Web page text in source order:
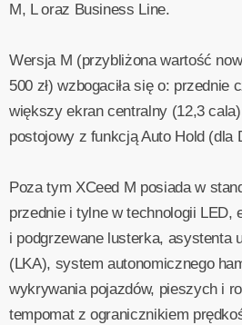
M, L oraz Business Line.
Wersja M (przybliżona wartość
500 zł) wzbogaciła się o: przednie
większy ekran centralny (12,3
postojowy z funkcją Auto Hold (dla
Poza tym XCeed M posiada w
przednie i tylne w technologii LED,
i podgrzewane lusterka, asystenta
(LKA), system autonomicznego
wykrywania pojazdów, pieszych i
tempomat z ogranicznikiem